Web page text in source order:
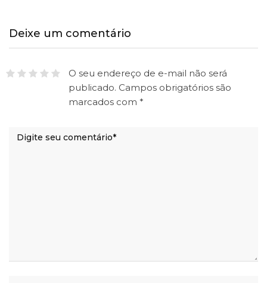
Deixe um comentário
O seu endereço de e-mail não será
publicado. Campos obrigatórios são
marcados com *